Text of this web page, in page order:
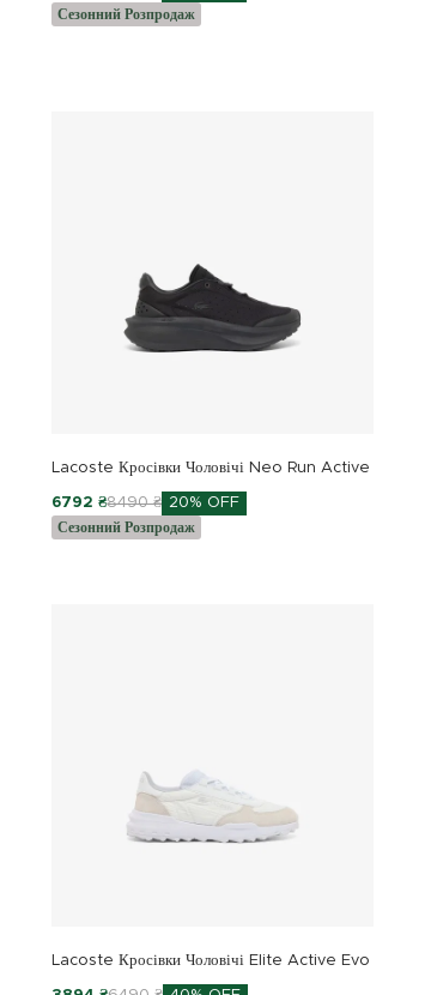
Сезонний Розпродаж
Lacoste Кросівки Чоловічі Neo Run Active
6792 ₴8490 ₴ 20% OFF
Сезонний Розпродаж
Lacoste Кросівки Чоловічі Elite Active Evo